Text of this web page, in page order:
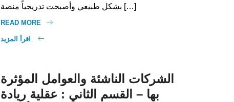
بشكل طبيعي وأصبحت تدريجياً منصة […]
READ MORE
الشركات الناشئة والعوامل المؤثرة
بها – القسم الثاني : عقلية ريادة